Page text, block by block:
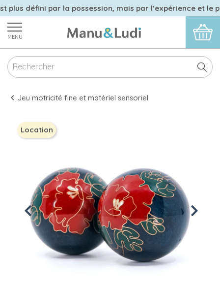
plus défini par la possession, mais par l’expérience et le
MENU
Jeu motricité fine et matériel sensoriel
Location
Previous Next